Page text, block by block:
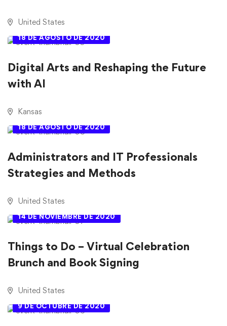
United States
18 DE AGOSTO DE 2020
Digital Arts and Reshaping the Future
with AI
Kansas
18 DE AGOSTO DE 2020
Administrators and IT Professionals
Strategies and Methods
United States
14 DE NOVIEMBRE DE 2020
Things to Do – Virtual Celebration
Brunch and Book Signing
United States
9 DE OCTUBRE DE 2020